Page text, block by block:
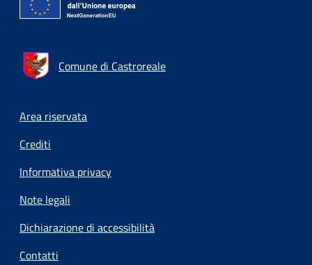
Comune di Castroreale
Footer menu
Area riservata
Crediti
Informativa privacy
Note legali
Dichiarazione di accessibilità
Contatti